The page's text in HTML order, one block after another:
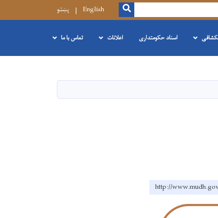
SEARCH
English پښتو
اسناد حکومتداری اعلانات تماس با ما
http://